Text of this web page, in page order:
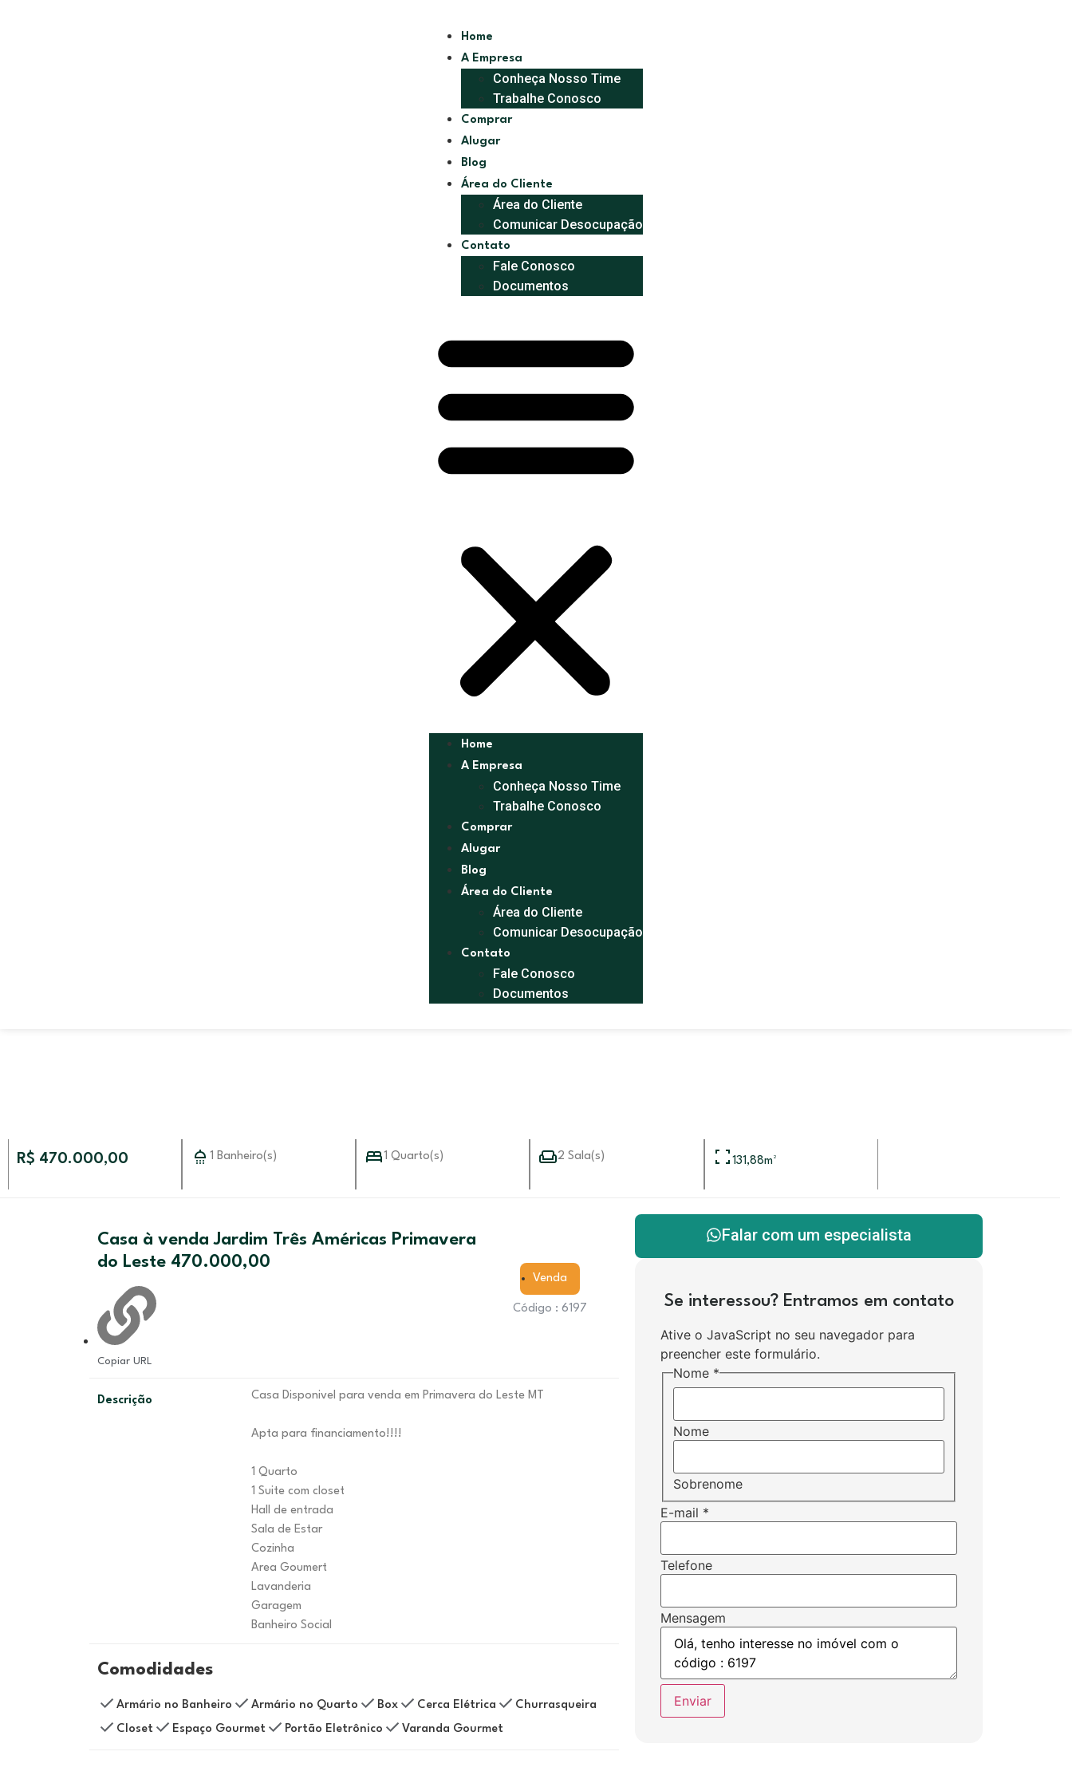
Home
A Empresa
Conheça Nosso Time
Trabalhe Conosco
Comprar
Alugar
Blog
Área do Cliente
Área do Cliente
Comunicar Desocupação
Contato
Fale Conosco
Documentos
Home
A Empresa
Conheça Nosso Time
Trabalhe Conosco
Comprar
Alugar
Blog
Área do Cliente
Área do Cliente
Comunicar Desocupação
Contato
Fale Conosco
Documentos
R$ 470.000,00 1 Banheiro(s) 1 Quarto(s) 2 Sala(s) 131,88m²
Casa à venda Jardim Três Américas Primavera
do Leste 470.000,00
Copiar URL
Venda
Código : 6197
Descrição Casa Disponivel para venda em Primavera do Leste MT
Apta para financiamento!!!!
1 Quarto
1 Suite com closet
Hall de entrada
Sala de Estar
Cozinha
Area Goumert
Lavanderia
Garagem
Banheiro Social
Comodidades
Armário no Banheiro Armário no Quarto Box Cerca Elétrica
Churrasqueira
Closet
Espaço Gourmet Portão Eletrônico Varanda Gourmet
Falar com um especialista
Se interessou? Entramos em contato
Ative o JavaScript no seu navegador para
preencher este formulário.
Nome *
Nome
Sobrenome
E-mail *
Telefone
Mensagem
Enviar